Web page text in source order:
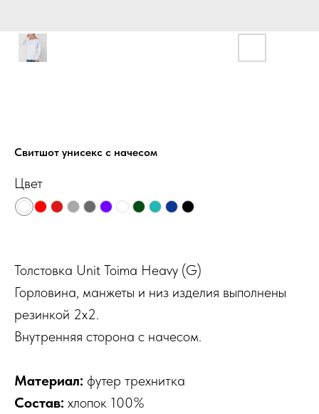
Свитшот унисекс с начесом
Цвет
Толстовка Unit Toima Heavy (G)
Горловина, манжеты и низ изделия выполнены
резинкой 2х2.
Внутренняя сторона с начесом.
Материал: футер трехнитка
Состав: хлопок 100%